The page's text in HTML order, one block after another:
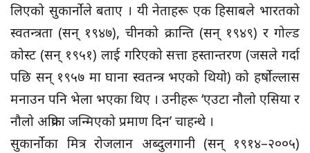
लिएको सुकार्नोले बताए । यी नेताहरू एक हिसाबले भारतको
स्वतन्त्रता (सन् १९४७), चीनको क्रान्ति (सन् १९४९) र गोल्ड
कोस्ट (सन् १९५१) लाई गरिएको सत्ता हस्तान्तरण (जसले गर्दा
पछि सन् १९५७ मा घाना स्वतन्त्र भएको थियो) को हर्षोल्लास
मनाउन पनि भेला भएका थिए । उनीहरू ‘एउटा नौलो एसिया र
नौलो अफ्रिका जन्मिएको प्रमाण दिन’ चाहन्थे ।
सुकार्नोका मित्र रोजलान अब्दुलगानी (सन् १९१४–२००५)